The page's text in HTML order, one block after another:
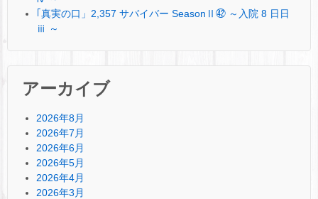
｢真実の口」2,357 サバイバー SeasonⅡ㊷ ～入院 8 日日
ⅲ ～
アーカイブ
2026年8月
2026年7月
2026年6月
2026年5月
2026年4月
2026年3月